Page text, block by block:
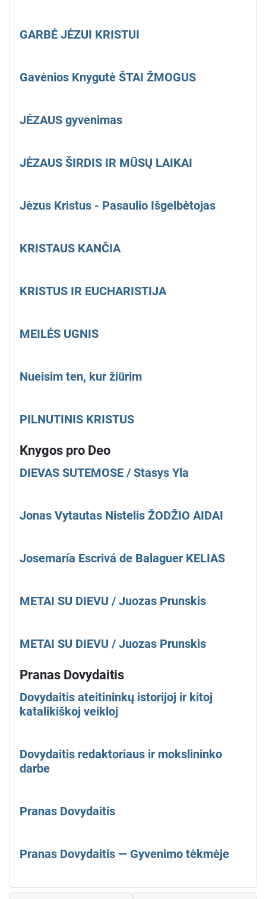
GARBĖ JĖZUI KRISTUI
Gavėnios Knygutė ŠTAI ŽMOGUS
JĖZAUS gyvenimas
JĖZAUS ŠIRDIS IR MŪSŲ LAIKAI
Jėzus Kristus - Pasaulio Išgelbėtojas
KRISTAUS KANČIA
KRISTUS IR EUCHARISTIJA
MEILĖS UGNIS
Nueisim ten, kur žiūrim
PILNUTINIS KRISTUS
Knygos pro Deo
DIEVAS SUTEMOSE / Stasys Yla
Jonas Vytautas Nistelis ŽODŽIO AIDAI
Josemaría Escrivá de Balaguer KELIAS
METAI SU DIEVU / Juozas Prunskis
METAI SU DIEVU / Juozas Prunskis
Pranas Dovydaitis
Dovydaitis ateitininkų istorijoj ir kitoj
katalikiškoj veikloj
Dovydaitis redaktoriaus ir mokslininko
darbe
Pranas Dovydaitis
Pranas Dovydaitis — Gyvenimo tėkmėje